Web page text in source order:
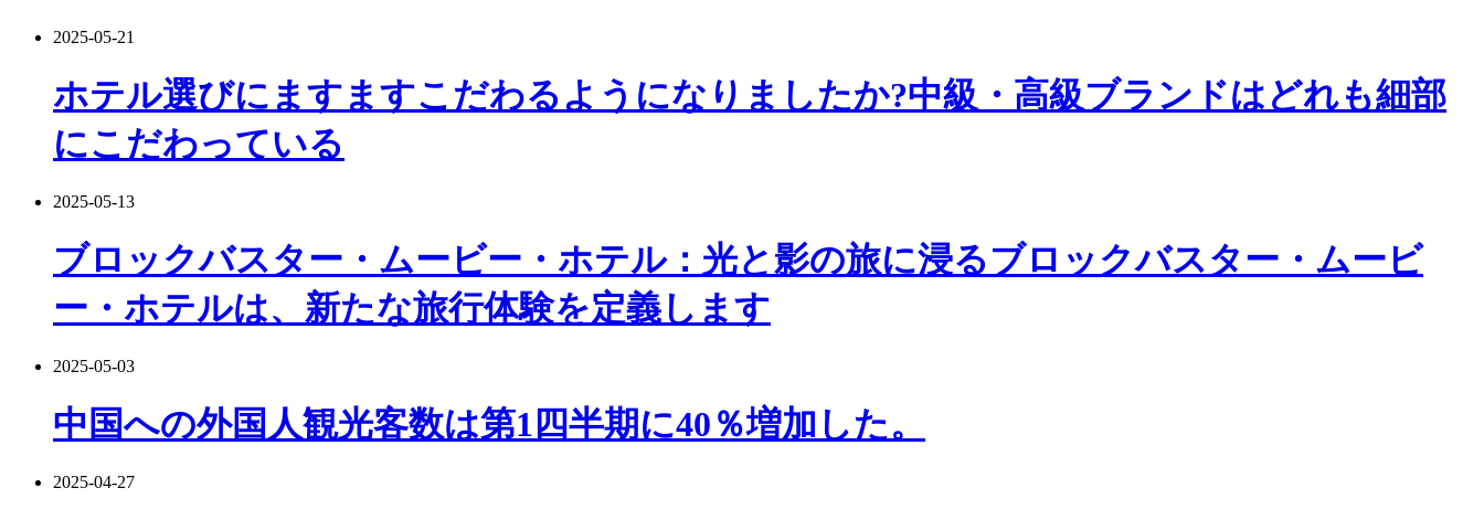
2025-05-21
ホテル選びにますますこだわるようになりましたか?中級・高級ブランドはどれも細部
にこだわっている
2025-05-13
ブロックバスター・ムービー・ホテル：光と影の旅に浸るブロックバスター・ムービ
ー・ホテルは、新たな旅行体験を定義します
2025-05-03
中国への外国人観光客数は第1四半期に40％増加した。
2025-04-27